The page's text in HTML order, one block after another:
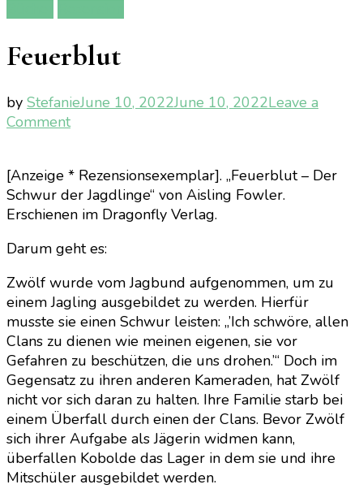
Feuerblut
by StefanieJune 10, 2022June 10, 2022Leave a
Commenton
[Anzeige * Rezensionsexemplar]. „Feuerblut – Der
Schwur der Jagdlinge“ von Aisling Fowler.
Erschienen im Dragonfly Verlag.
Darum geht es:
Zwölf wurde vom Jagbund aufgenommen, um zu
einem Jagling ausgebildet zu werden. Hierfür
musste sie einen Schwur leisten: „’Ich schwöre, allen
Clans zu dienen wie meinen eigenen, sie vor
Gefahren zu beschützen, die uns drohen.’“ Doch im
Gegensatz zu ihren anderen Kameraden, hat Zwölf
nicht vor sich daran zu halten. Ihre Familie starb bei
einem Überfall durch einen der Clans. Bevor Zwölf
sich ihrer Aufgabe als Jägerin widmen kann,
überfallen Kobolde das Lager in dem sie und ihre
Mitschüler ausgebildet werden.